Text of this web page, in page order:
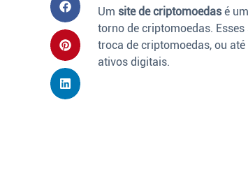
Um site de criptomoedasé
torno de criptomoedas.
troca de criptomoedas, ou
ativos digitais.